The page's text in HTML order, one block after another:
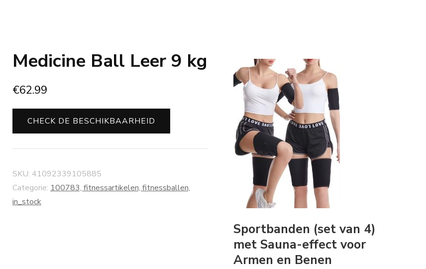
Medicine Ball Leer 9 kg
€62.99
CHECK DE BESCHIKBAARHEID
SKU: 41092339105885
Categorie: 100783, fitnessartikelen, fitnessballen,
in_stock
Sportbanden (set van 4)
met Sauna-effect voor
Armen en Benen